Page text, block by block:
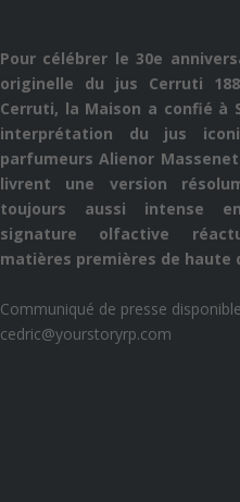
Pour célébrer le 30e
originelle du jus Cerruti
Cerruti, la Maison a confié à
interprétation du jus
parfumeurs Alienor
livrent une version
toujours aussi intense
signature olfactive
matières premières de haute
Communiqué de presse
cedric@yourstoryrp.com